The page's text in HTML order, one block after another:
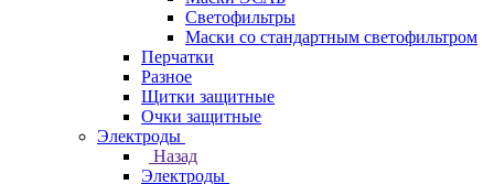
Светофильтры
Маски со стандартным светофильтром
Перчатки
Разное
Щитки защитные
Очки защитные
Электроды
Назад
Электроды